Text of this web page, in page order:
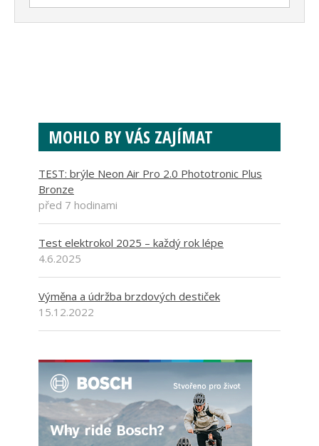
MOHLO BY VÁS ZAJÍMAT
TEST: brýle Neon Air Pro 2.0 Phototronic Plus
Bronze
před 7 hodinami
Test elektrokol 2025 – každý rok lépe
4.6.2025
Výměna a údržba brzdových destiček
15.12.2022